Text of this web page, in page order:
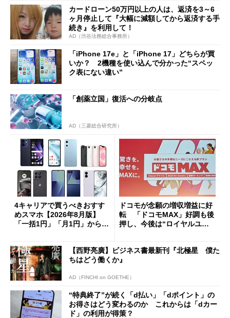
カードローン50万円以上の人は、返済を3～6
ヶ月停止して『大幅に減額してから返済する手
続き』を利用して！
AD（渋谷法務総合事務所）
「iPhone 17e」と「iPhone 17」どちらが買
いか？ 2機種を使い込んで分かった“スペッ
ク表にない違い”
「創薬立国」復活への分岐点
AD（三菱総合研究所）
4キャリアで買うべきおすす
めスマホ【2026年8月版】
「一括1円」「月1円」からお
ドコモが念願の増収増益に好
転 「ドコモMAX」好調も後
押し、今後は“ロイヤルユー
【西野亮廣】ビジネス書最新刊『北極星 僕た
ちはどう働くか』
AD（FINCHI on GOETHE）
“特典終了”が続く「d払い」「dポイント」の
お得さはどう変わるのか これからは「dカー
ド」の利用が得策？